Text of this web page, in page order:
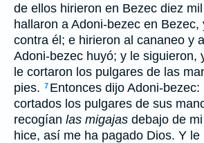
de ellos hirieron en Bezec diez
hallaron a Adoni-bezec en Bezec,
contra él; e hirieron al cananeo y
Adoni-bezec huyó; y le siguieron,
le cortaron los pulgares de las
pies. 7 Entonces dijo Adoni-
cortados los pulgares de sus
recogían las migajas debajo de
hice, así me ha pagado Dios. Y le